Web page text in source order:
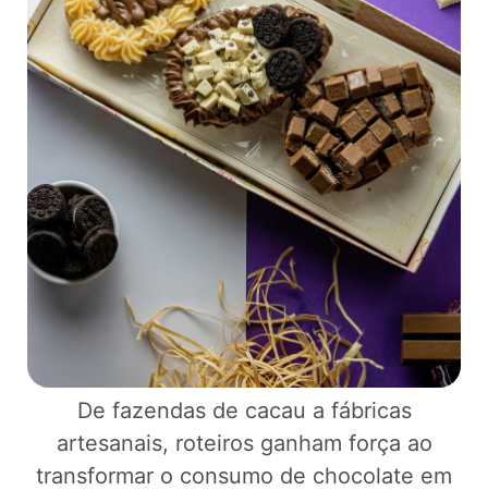
De fazendas de cacau a fábricas
artesanais, roteiros ganham força ao
transformar o consumo de chocolate em